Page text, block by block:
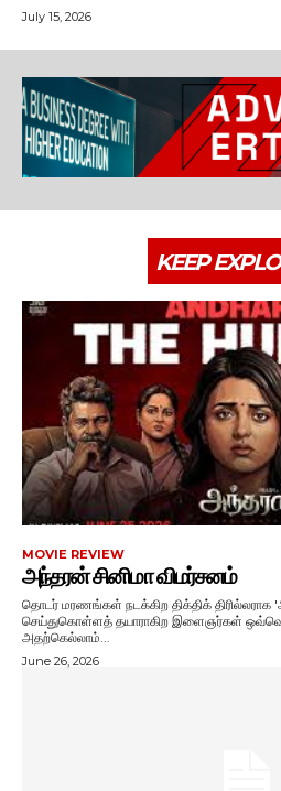
July 15, 2026
KEEP
MOVIE REVIEW
அந்தரன் சினிமா விமர்சனம்
தொடர் மரணங்கள் நடக்கிற திக்திக் திரில்லராக 'அந்தரன்.'
செய்துகொள்ளத் தயாராகிற இளைஞர்கள்
அதற்கெல்லாம்...
June 26, 2026